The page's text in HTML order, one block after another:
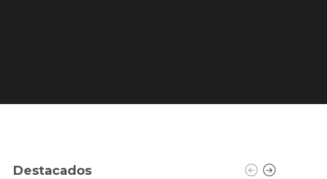
Destacados